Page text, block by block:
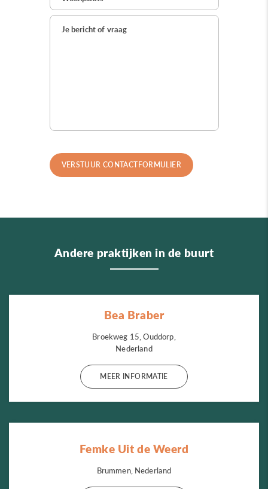
Andere praktijken in de buurt
Bea Braber
Broekweg 15, Ouddorp,
Nederland
MEER INFORMATIE
Femke Uit de Weerd
Brummen, Nederland